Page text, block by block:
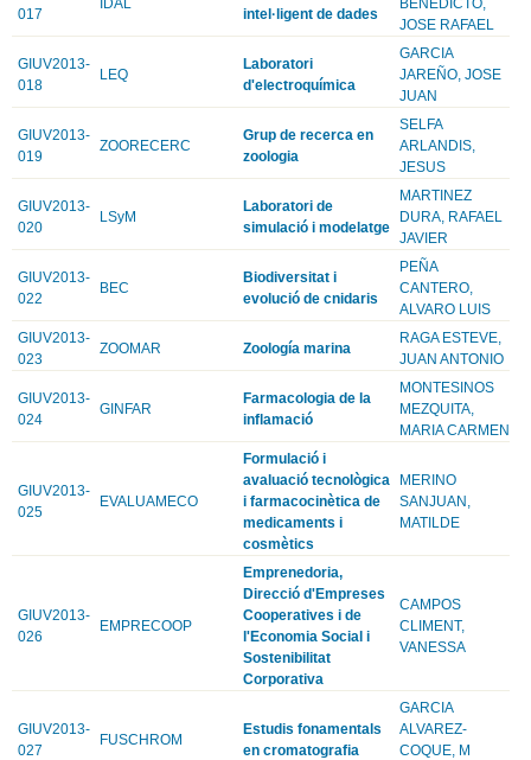
017
intel·ligent de dades
JOSE RAFAEL
GIUV2013-
018
LEQ
Laboratori
d'electroquímica
GARCIA
JAREÑO, JOSE
JUAN
GIUV2013-
019
ZOORECERC
Grup de recerca en
zoologia
SELFA
ARLANDIS,
JESUS
GIUV2013-
020
LSyM
Laboratori de
simulació i modelatge
MARTINEZ
DURA, RAFAEL
JAVIER
GIUV2013-
022
BEC
Biodiversitat i
evolució de cnidaris
PEÑA
CANTERO,
ALVARO LUIS
GIUV2013-
023
ZOOMAR Zoología marina
RAGA ESTEVE,
JUAN ANTONIO
GIUV2013-
024
GINFAR
Farmacologia de la
inflamació
MONTESINOS
MEZQUITA,
MARIA CARMEN
GIUV2013-
025
EVALUAMECO
Formulació i
avaluació tecnològica
i farmacocinètica de
medicaments i
cosmètics
MERINO
SANJUAN,
MATILDE
GIUV2013-
026
EMPRECOOP
Emprenedoria,
Direcció d'Empreses
Cooperatives i de
l'Economia Social i
Sostenibilitat
Corporativa
CAMPOS
CLIMENT,
VANESSA
GIUV2013-
027
FUSCHROM
Estudis fonamentals
en cromatografia
GARCIA
ALVAREZ-
COQUE, M